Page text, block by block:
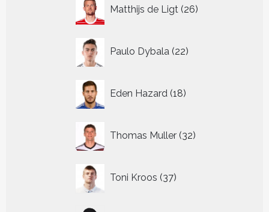
Matthijs de Ligt 26
producten
Paulo Dybala 22
producten
Eden Hazard 18
producten
Thomas Muller 32
producten
Toni Kroos 37
producten